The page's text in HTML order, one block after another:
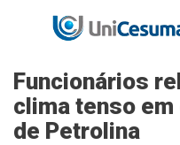
Funcionários
clima tenso
de Petrolina